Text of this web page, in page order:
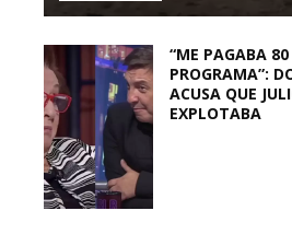
“ME PAGABA
PROGRAMA”:
ACUSA QUE
EXPLOTABA